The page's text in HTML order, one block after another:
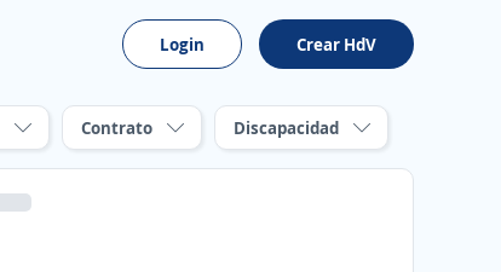
Login Crear HdV
Contrato Discapacidad